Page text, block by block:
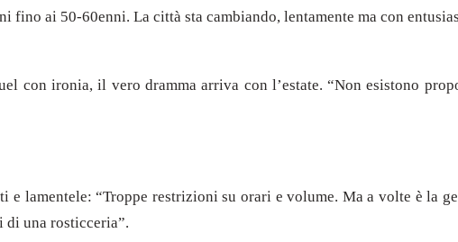
ai 50-60enni. La città sta cambiando, lentamente ma con
con ironia, il vero dramma arriva con l’estate. “Non esistono
lamentele: “Troppe restrizioni su orari e volume. Ma a volte è la
una rosticceria”.